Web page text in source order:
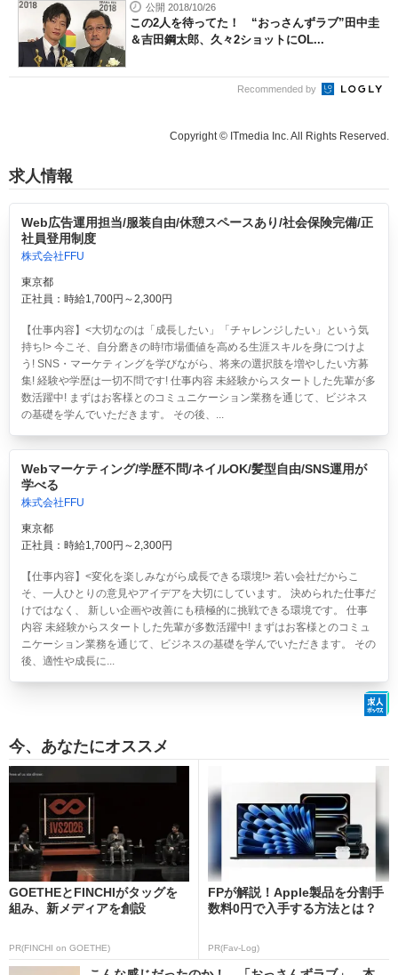
公開 2018/10/26
この2人を待ってた！ “おっさんずラブ”田中圭
＆吉田鋼太郎、久々2ショットにOL...
Recommended by
Copyright © ITmedia Inc. All Rights Reserved.
求人情報
Web広告運用担当/服装自由/休憩スペースあり/社会保険完備/正
社員登用制度
株式会社FFU
東京都
正社員：時給1,700円～2,300円
【仕事内容】<大切なのは「成長したい」「チャレンジしたい」という気
持ち!> 今こそ、自分磨きの時!市場価値を高める生涯スキルを身につけよ
う! SNS・マーケティングを学びながら、将来の選択肢を増やしたい方募
集! 経験や学歴は一切不問です! 仕事内容 未経験からスタートした先輩が多
数活躍中! まずはお客様とのコミュニケーション業務を通じて、ビジネス
の基礎を学んでいただきます。 その後、...
Webマーケティング/学歴不問/ネイルOK/髪型自由/SNS運用が
学べる
株式会社FFU
東京都
正社員：時給1,700円～2,300円
【仕事内容】<変化を楽しみながら成長できる環境!> 若い会社だからこ
そ、一人ひとりの意見やアイデアを大切にしています。 決められた仕事だ
けではなく、 新しい企画や改善にも積極的に挑戦できる環境です。 仕事
内容 未経験からスタートした先輩が多数活躍中! まずはお客様とのコミュ
ニケーション業務を通じて、ビジネスの基礎を学んでいただきます。 その
後、適性や成長に...
今、あなたにオススメ
GOETHEとFINCHIがタッグを
組み、新メディアを創設
PR(FINCHI on GOETHE)
FPが解説！Apple製品を分割手
数料0円で入手する方法とは？
PR(Fav-Log)